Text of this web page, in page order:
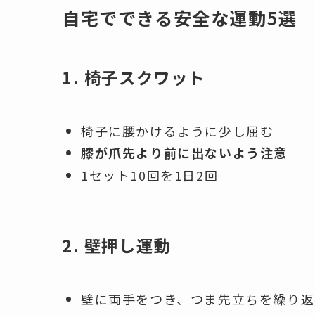
自宅でできる安全な運動5選
1. 椅子スクワット
椅子に腰かけるように少し屈む
膝が爪先より前に出ないよう注意
1セット10回を1日2回
2. 壁押し運動
壁に両手をつき、つま先立ちを繰り